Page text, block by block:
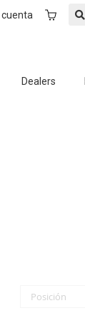
Mi Carrito
Dealers